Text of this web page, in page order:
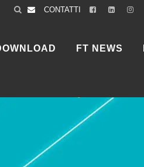
CONTATTI
FT NEWS